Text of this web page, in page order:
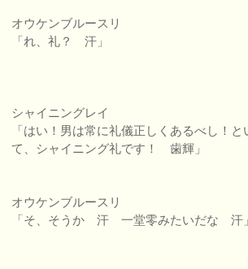
オウケンブルースリ
「れ、礼？ 汗」
シャイニングレイ
「はい！男は常に礼儀正しくあるべし！
て、シャイニング礼です！ 歯輝」
オウケンブルースリ
「そ、そうか 汗 一堂零みたいだな 汗」